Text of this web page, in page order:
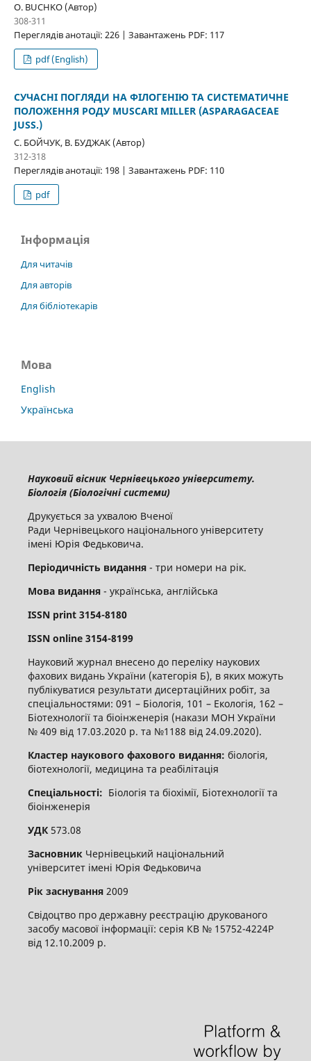
О. BUCHKO (Автор)
308-311
Переглядів анотації: 226 | Завантажень PDF: 117
pdf (English)
СУЧАСНІ ПОГЛЯДИ НА ФІЛОГЕНІЮ ТА СИСТЕМАТИЧНЕ
ПОЛОЖЕННЯ РОДУ MUSCARI MILLER (ASPARAGACEAE
JUSS.)
С. БОЙЧУК, В. БУДЖАК (Автор)
312-318
Переглядів анотації: 198 | Завантажень PDF: 110
pdf
Інформація
Для читачів
Для авторів
Для бібліотекарів
Мова
English
Українська
Науковий вісник Чернівецького університету.
Біологія (Біологічні системи)
Друкується за ухвалою Вченої
Ради Чернівецького національного університету
імені Юрія Федьковича.
Періодичність видання- три номери на рік.
Мова видання- українська, англійська
ISSN print 3154-8180
ISSN online3154-8199
Науковий журнал внесено до переліку наукових
фахових видань України (категорія Б), в яких можуть
публікуватися результати дисертаційних робіт, за
спеціальностями: 091 – Біологія, 101 – Екологія, 162 –
Біотехнології та біоінженерія (накази МОН України
№ 409 від 17.03.2020 р. та №1188 від 24.09.2020).
Кластер наукового фахового видання: біологія,
біотехнології, медицина та реабілітація
Спеціальності: Біологія та біохімії, Біотехнології та
біоінженерія
УДК 573.08
Засновник Чернівецький національний
університет імені Юрія Федьковича
Рік заснування2009
Свідоцтво про державну реєстрацію друкованого
засобу масової інформації: серія КВ № 15752-4224Р
від 12.10.2009 р.